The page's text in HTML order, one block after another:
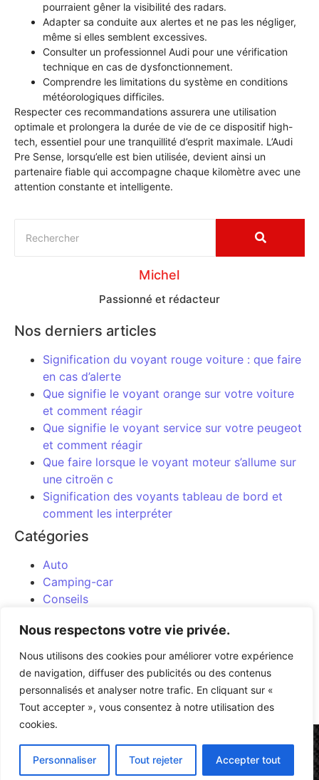
Nous respectons votre vie privée.
Nous utilisons des cookies pour améliorer votre expérience
de navigation, diffuser des publicités ou des contenus
personnalisés et analyser notre trafic. En cliquant sur «
Tout accepter », vous consentez à notre utilisation des
cookies.
Personnaliser Tout rejeter Accepter tout
pourraient gêner la visibilité des radars.
Adapter sa conduite aux alertes et ne pas les négliger,
même si elles semblent excessives.
Consulter un professionnel Audi pour une vérification
technique en cas de dysfonctionnement.
Comprendre les limitations du système en conditions
météorologiques difficiles.
Respecter ces recommandations assurera une utilisation
optimale et prolongera la durée de vie de ce dispositif high-
tech, essentiel pour une tranquillité d’esprit maximale. L’Audi
Pre Sense, lorsqu’elle est bien utilisée, devient ainsi un
partenaire fiable qui accompagne chaque kilomètre avec une
attention constante et intelligente.
Michel
Passionné et rédacteur
Nos derniers articles
Signification du voyant rouge voiture : que faire
en cas d’alerte
Que signifie le voyant orange sur votre voiture
et comment réagir
Que signifie le voyant service sur votre peugeot
et comment réagir
Que faire lorsque le voyant moteur s’allume sur
une citroën c
Signification des voyants tableau de bord et
comment les interpréter
Catégories
Auto
Camping-car
Conseils
Moto
Uncategorized
Article précédent Article suivant